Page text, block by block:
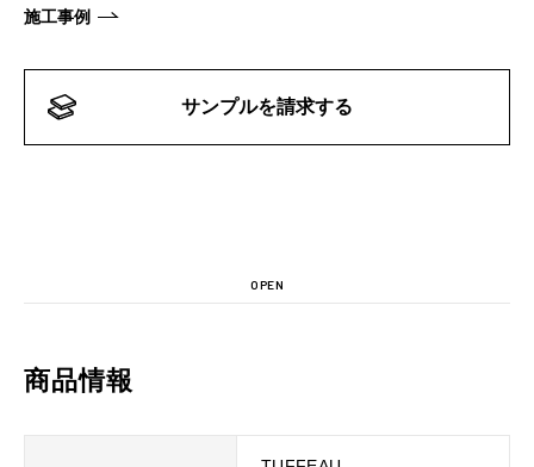
施工事例
サンプルを請求する
OPEN
商品情報